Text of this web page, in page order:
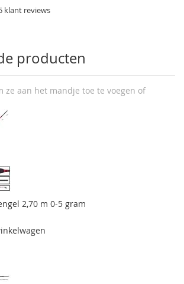
klant reviews
producten
ze aan het mandje toe te voegen of
2,70 m 0-5 gram